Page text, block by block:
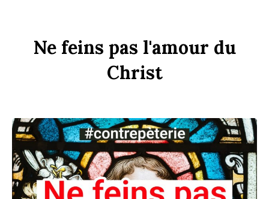
Ne feins pas l'amour du
Christ